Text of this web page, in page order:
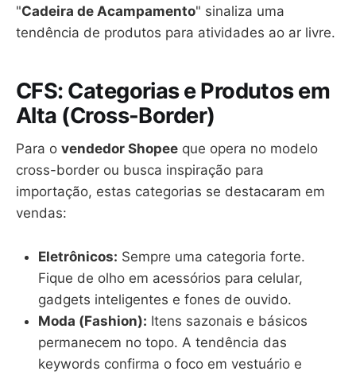
"Cadeira de Acampamento" sinaliza uma
tendência de produtos para atividades ao ar livre.
CFS: Categorias e Produtos em
Alta (Cross-Border)
Para o vendedor Shopee que opera no modelo
cross-border ou busca inspiração para
importação, estas categorias se destacaram em
vendas:
Eletrônicos: Sempre uma categoria forte.
Fique de olho em acessórios para celular,
gadgets inteligentes e fones de ouvido.
Moda (Fashion): Itens sazonais e básicos
permanecem no topo. A tendência das
keywords confirma o foco em vestuário e